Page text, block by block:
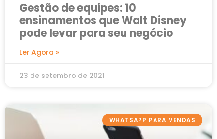
Gestão de equipes: 10
ensinamentos que Walt Disney
pode levar para seu negócio
Ler Agora »
23 de setembro de 2021
WHATSAPP PARA VENDAS